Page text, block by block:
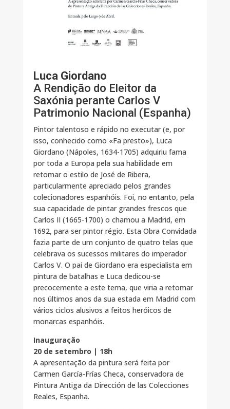
Luca Giordano
A Rendição do Eleitor da
Saxónia perante Carlos V
Patrimonio Nacional (Espanha)
Pintor talentoso e rápido no executar (e, por
isso, conhecido como «Fa presto»), Luca
Giordano (Nápoles, 1634-1705) adquiriu fama
por toda a Europa pela sua habilidade em
retomar o estilo de José de Ribera,
particularmente apreciado pelos grandes
colecionadores espanhóis. Foi, no entanto, pela
sua capacidade de pintar grandes frescos que
Carlos II (1665-1700) o chamou a Madrid, em
1692, para ser pintor régio. Esta Obra Convidada
fazia parte de um conjunto de quatro telas que
celebrava os sucessos militares do imperador
Carlos V. O pai de Giordano era especialista em
pintura de batalhas e Luca dedicou-se
precocemente a este tema, que viria a retomar
nos últimos anos da sua estada em Madrid com
vários ciclos alusivos a feitos heróicos de
monarcas espanhóis.
Inauguração
20 de setembro | 18h
A apresentação da pintura será feita por
Carmen García-Frías Checa, conservadora de
Pintura Antiga da Dirección de las Colecciones
Reales, Espanha.